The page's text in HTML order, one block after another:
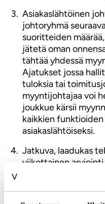
Asiakaslähtöinen
johtoryhmä
suoritteiden
jätetä oman
tähtää yhdessä
Ajatukset jossa
tuloksia tai
myyntijohtajaa voi
joukkue kärsii
kaikkien
asiakaslähtöiseksi.
Jatkuva, laadukas
viikottainen
jatkuvasti
liiketoimintoja ei